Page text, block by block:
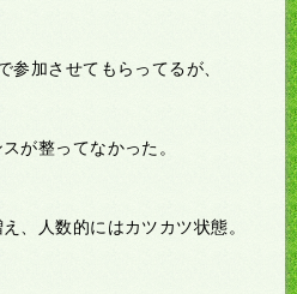
参加させてもらってるが、
が整ってなかった。
、人数的にはカツカツ状態。